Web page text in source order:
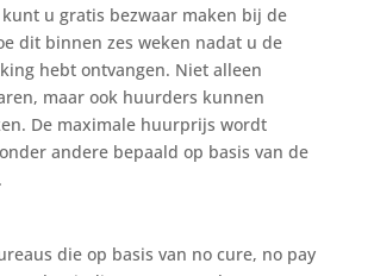
kunt u gratis bezwaar maken bij de
dit binnen zes weken nadat u de
hebt ontvangen. Niet alleen
maar ook huurders kunnen
De maximale huurprijs wordt
andere bepaald op basis van de
die op basis van no cure, no pay